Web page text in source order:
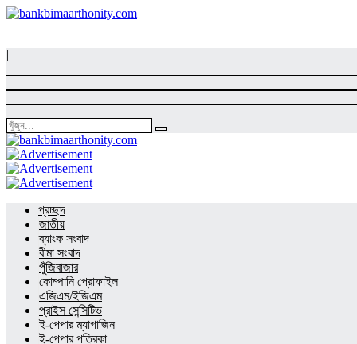
|
প্রচ্ছদ
জাতীয়
ব্যাংক সংবাদ
বীমা সংবাদ
পুঁজিবাজার
কোম্পানি প্রোফাইল
এজিএম/ইজিএম
প্রাইস সেন্সিটিভ
ই-পেপার ম্যাগাজিন
ই-পেপার পত্রিকা